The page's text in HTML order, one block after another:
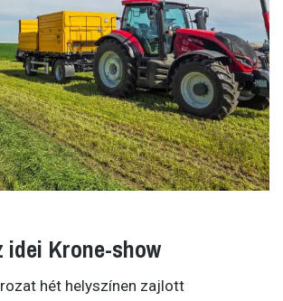
idei Krone-show
hét helyszínen zajlott